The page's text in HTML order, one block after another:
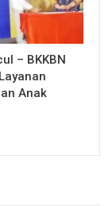
– BKKBN
Anak